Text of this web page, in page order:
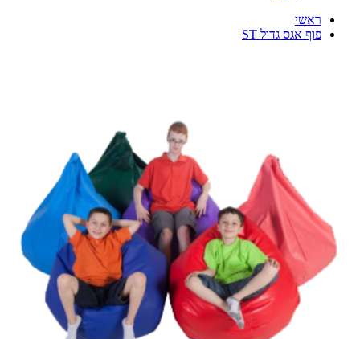
ראשי
פוף אגס גדול ST